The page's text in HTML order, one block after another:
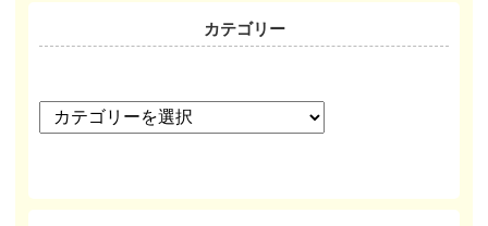
カテゴリー
テ